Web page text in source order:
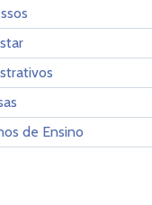
de Ensino